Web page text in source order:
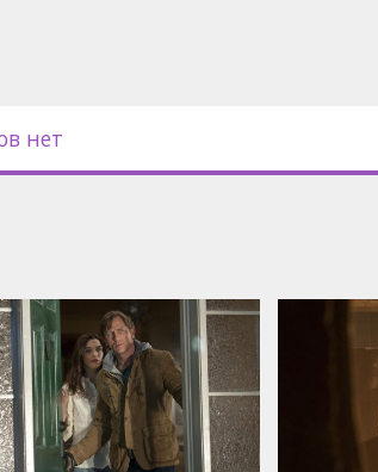
нет